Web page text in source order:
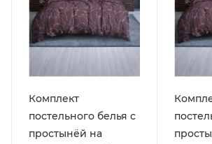
Комплект
постельного белья с
простынёй на